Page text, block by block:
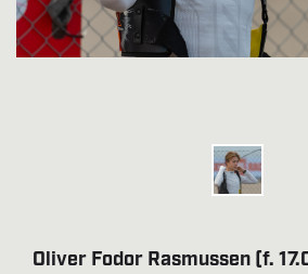
Oliver Fodor Rasmussen (f.